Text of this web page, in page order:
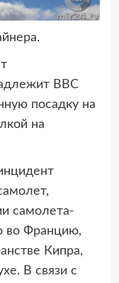
ВВС
посадку на
на
самолета-
во Францию,
Кипра,
В связи с